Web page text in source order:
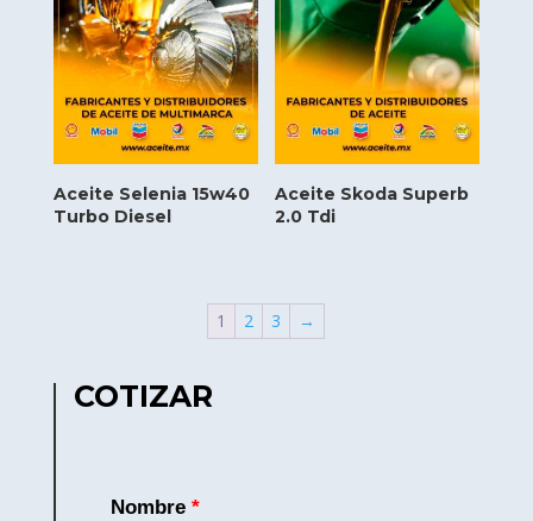
Aceite Selenia 15w40
Turbo Diesel
Aceite Skoda Superb
2.0 Tdi
1 2 3 →
COTIZAR
Nombre *